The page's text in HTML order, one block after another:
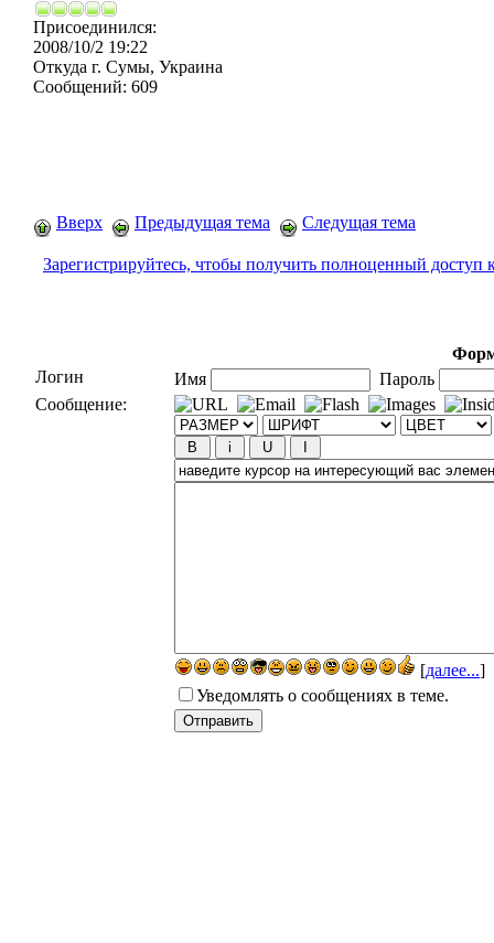
Присоединился:
2008/10/2 19:22
Откуда г. Сумы, Украина
Сообщений: 609
Вверх Предыдущая тема Следущая тема
Зарегистрируйтесь, чтобы получить полноценный доступ
Логин
Имя
Пароль
Сообщение:
[далее...]
Уведомлять о сообщениях в теме.